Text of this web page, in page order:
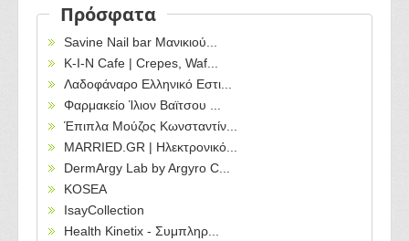
Πρόσφατα
Savine Nail bar Μανικιού...
Κ-Ι-Ν Cafe | Crepes, Waf...
Λαδοφάναρο Ελληνικό Εστι...
Φαρμακείο Ίλιον Βαϊτσου ...
Έπιπλα Μούζος Κωνσταντίν...
MARRIED.GR | Ηλεκτρονικό...
DermArgy Lab by Argyro C...
KOSEA
IsayCollection
Health Kinetix - Συμπληρ...